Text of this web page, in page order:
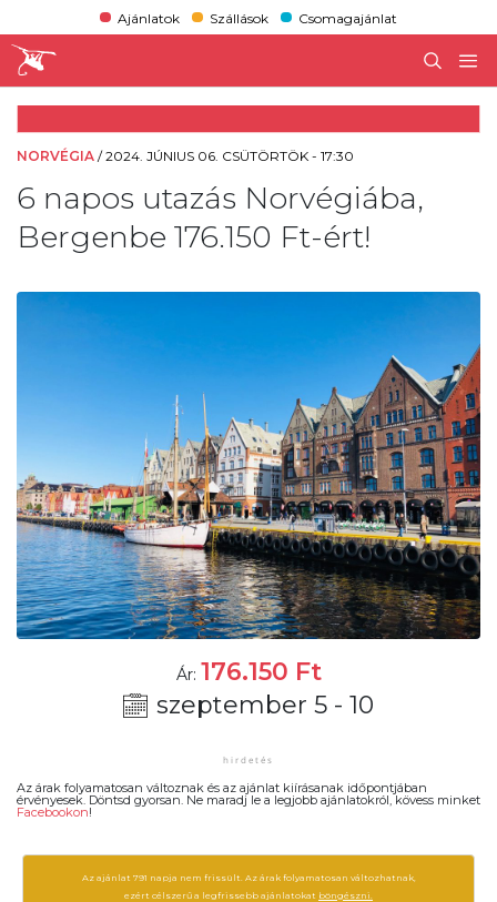
Ajánlatok Szállások Csomagajánlat
NORVÉGIA /2024. JÚNIUS 06. CSÜTÖRTÖK - 17:30
6 napos utazás Norvégiába,
Bergenbe 176.150 Ft-ért!
Ár: 176.150 Ft
szeptember 5 - 10
Az árak folyamatosan változnak és az ajánlat kiírásanak időpontjában
érvényesek. Döntsd gyorsan. Ne maradj le a legjobb ajánlatokról, kövess minket
Facebookon!
Az ajánlat 791 napja nem frissült. Az árak folyamatosan változhatnak,
ezért célszerű a legfrissebb ajánlatokat böngészni.